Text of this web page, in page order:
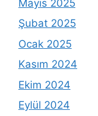
Mayıs 2025
Şubat 2025
Ocak 2025
Kasım 2024
Ekim 2024
Eylül 2024